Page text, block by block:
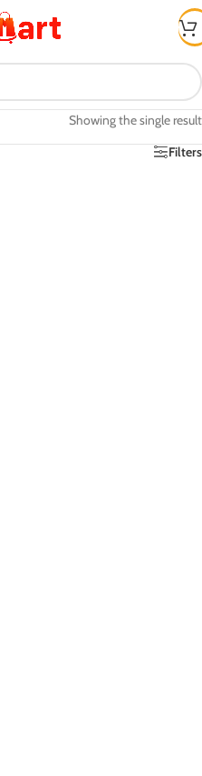
Showing the single result
Filters